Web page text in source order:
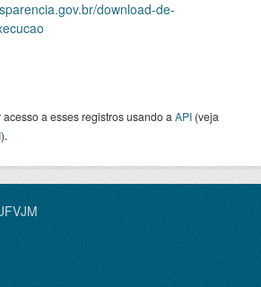
download-de-
a esses registros usando a API (veja
).